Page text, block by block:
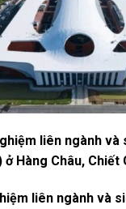
liên ngành
ở Hàng Châu, Chiết
liên ngành và